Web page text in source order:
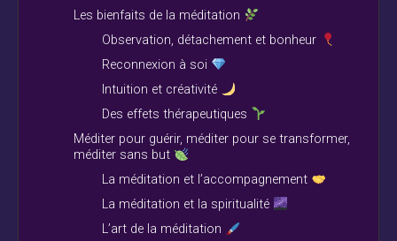
Les bienfaits de la méditation
Observation, détachement et bonheur
Reconnexion à soi
Intuition et créativité
Des effets thérapeutiques
Méditer pour guérir, méditer pour se transformer,
méditer sans but
La méditation et l’accompagnement
La méditation et la spiritualité
L’art de la méditation